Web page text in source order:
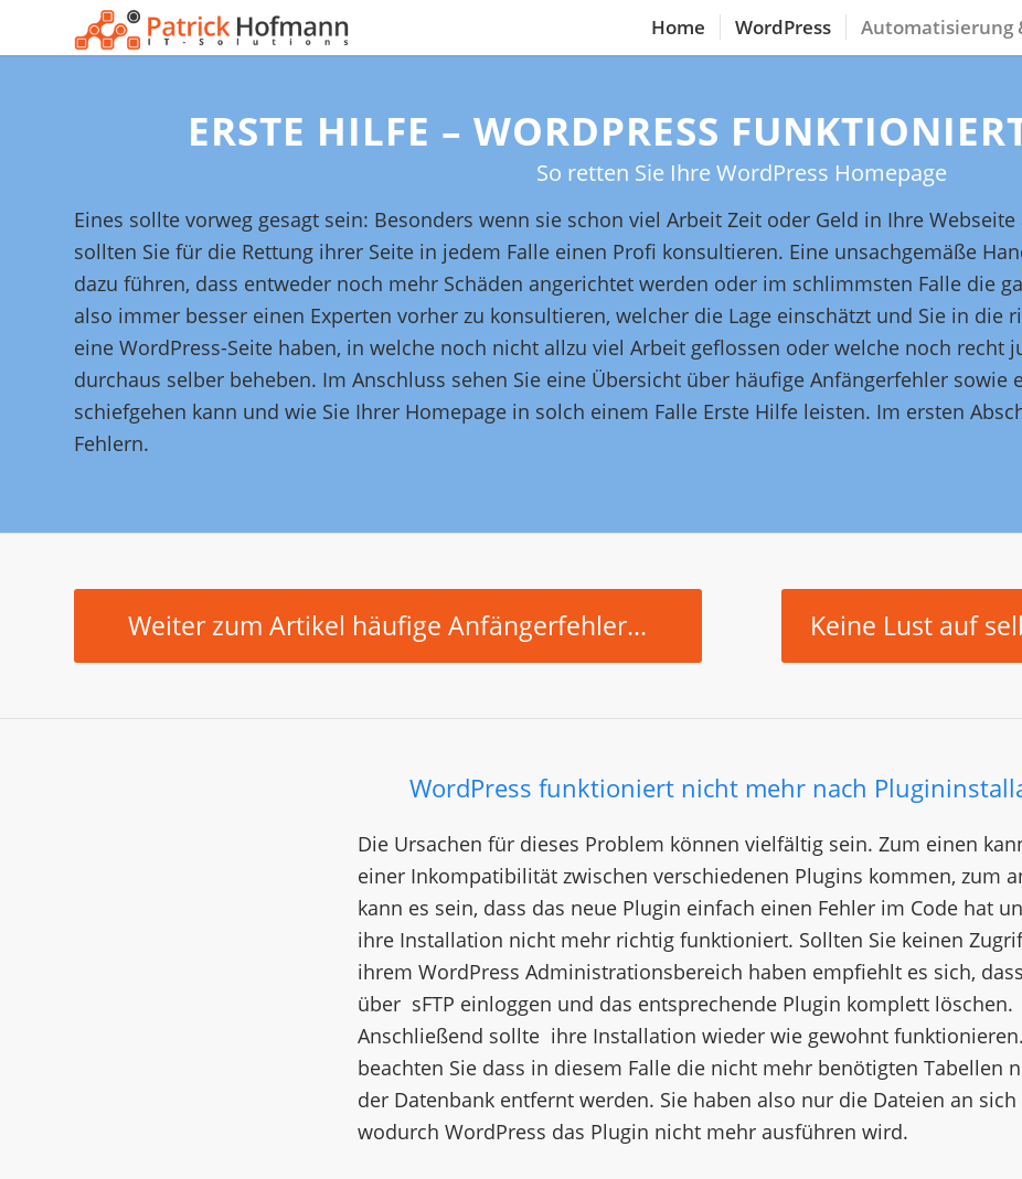
Home WordPress Automatisierung
ERSTE HILFE – WORDPRESS
So retten Sie Ihre WordPress Homepage
Eines sollte vorweg gesagt sein: Besonders wenn sie schon viel Arbeit Zeit oder Geld in Ihre
sollten Sie für die Rettung ihrer Seite in jedem Falle einen Profi konsultieren. Eine unsachgemäße
dazu führen, dass entweder noch mehr Schäden angerichtet werden oder im schlimmsten Falle die
also immer besser einen Experten vorher zu konsultieren, welcher die Lage einschätzt und Sie in die
eine WordPress-Seite haben, in welche noch nicht allzu viel Arbeit geflossen oder welche noch recht
durchaus selber beheben. Im Anschluss sehen Sie eine Übersicht über häufige Anfängerfehler sowie
schiefgehen kann und wie Sie Ihrer Homepage in solch einem Falle Erste Hilfe leisten. Im ersten
Fehlern.
Weiter zum Artikel häufige Anfängerfehler... Keine Lust auf
WordPress funktioniert nicht mehr nach
Die Ursachen für dieses Problem können vielfältig sein. Zum einen
einer Inkompatibilität zwischen verschiedenen Plugins kommen, zum
kann es sein, dass das neue Plugin einfach einen Fehler im Code hat
ihre Installation nicht mehr richtig funktioniert. Sollten Sie keinen
ihrem WordPress Administrationsbereich haben empfiehlt es sich,
über sFTP einloggen und das entsprechende Plugin komplett löschen.
Anschließend sollte ihre Installation wieder wie gewohnt
beachten Sie dass in diesem Falle die nicht mehr benötigten Tabellen
der Datenbank entfernt werden. Sie haben also nur die Dateien an
wodurch WordPress das Plugin nicht mehr ausführen wird.